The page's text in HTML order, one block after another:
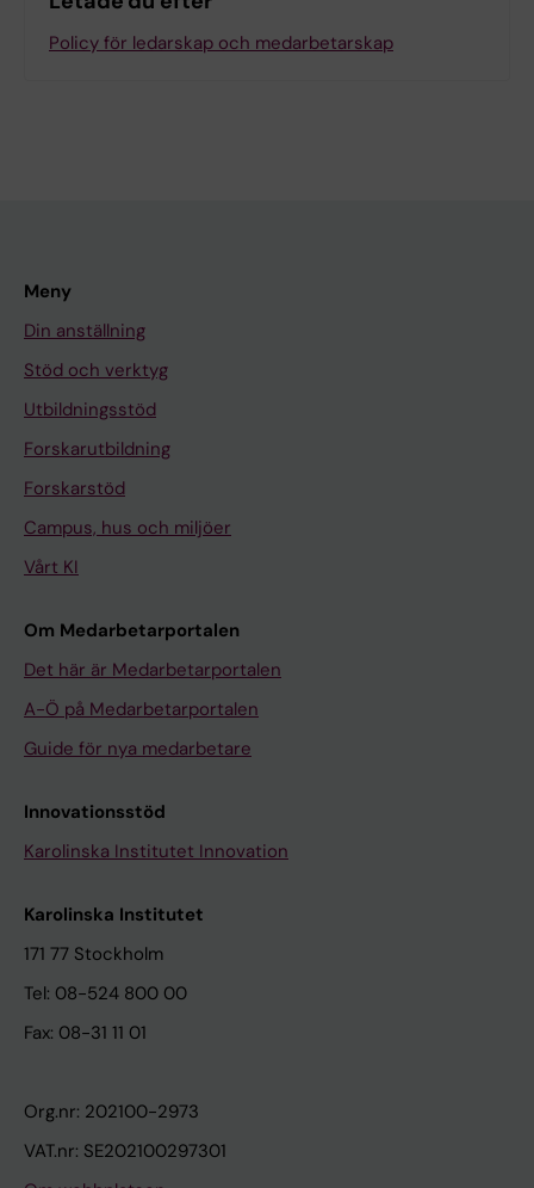
Policy för ledarskap och medarbetarskap
Meny
Din anställning
Stöd och verktyg
Utbildningsstöd
Forskarutbildning
Forskarstöd
Campus, hus och miljöer
Vårt KI
Om Medarbetarportalen
Det här är Medarbetarportalen
A-Ö på Medarbetarportalen
Guide för nya medarbetare
Innovationsstöd
Karolinska Institutet Innovation
Karolinska Institutet
171 77 Stockholm
Tel: 08-524 800 00
Fax: 08-31 11 01
Org.nr: 202100-2973
VAT.nr: SE202100297301